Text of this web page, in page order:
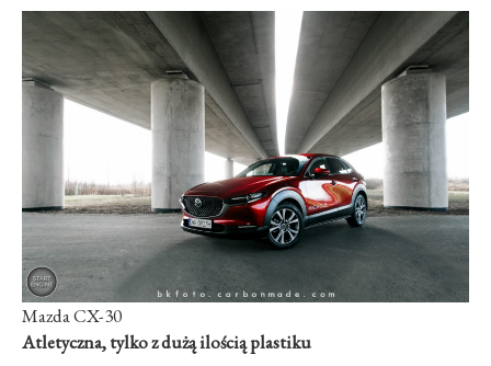
Mazda CX-30
Atletyczna, tylko z dużą ilością plastiku